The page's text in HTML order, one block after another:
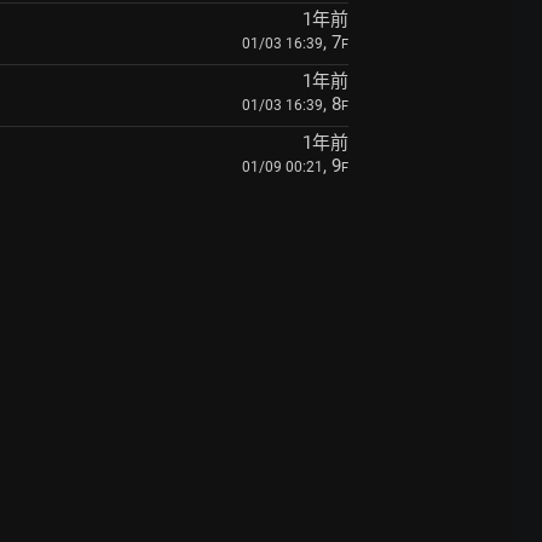
1年前
01/03 16:39, 7F
1年前
01/03 16:39, 8F
1年前
01/09 00:21 , 9F